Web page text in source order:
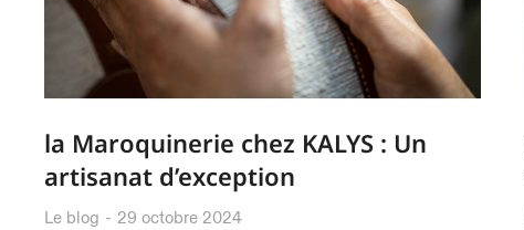
la Maroquinerie chez KALYS : Un
artisanat d’exception
Le blog 29 octobre 2024